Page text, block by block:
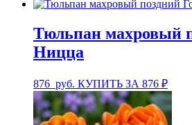
Тюльпан махровый
Ницца
876 руб. КУПИТЬ ЗА 876 ₽